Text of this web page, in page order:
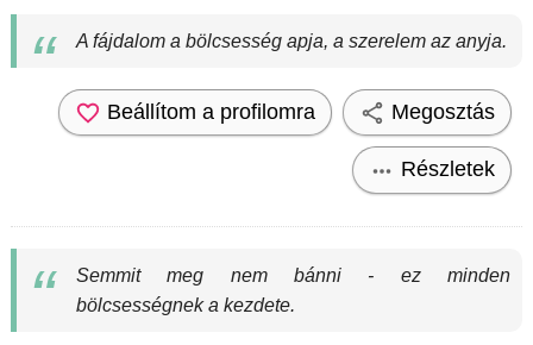
A fájdalom a bölcsesség apja, a szerelem az anyja.
Beállítom a profilomra Megosztás
Részletek
Semmit meg nem bánni - ez minden
bölcsességnek a kezdete.